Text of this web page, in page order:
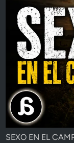
SEXO EN EL